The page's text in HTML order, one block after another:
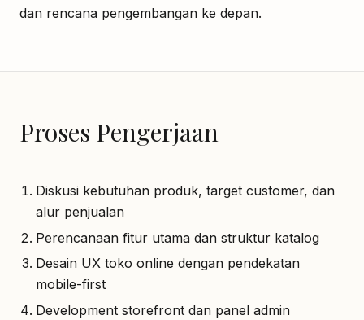
dan rencana pengembangan ke depan.
Proses Pengerjaan
Diskusi kebutuhan produk, target customer, dan
alur penjualan
Perencanaan fitur utama dan struktur katalog
Desain UX toko online dengan pendekatan
mobile-first
Development storefront dan panel admin